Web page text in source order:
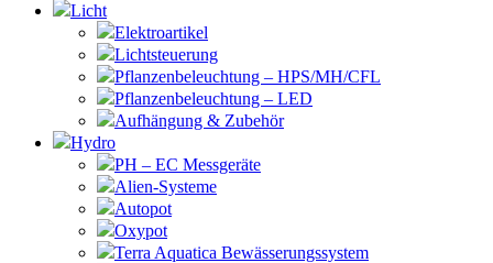
Licht
Elektroartikel
Lichtsteuerung
Pflanzenbeleuchtung – HPS/MH/CFL
Pflanzenbeleuchtung – LED
Aufhängung & Zubehör
Hydro
PH – EC Messgeräte
Alien-Systeme
Autopot
Oxypot
Terra Aquatica Bewässerungssystem